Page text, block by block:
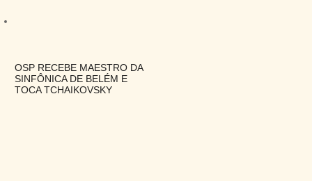
OSP RECEBE MAESTRO DA
SINFÔNICA DE BELÉM E
TOCA TCHAIKOVSKY